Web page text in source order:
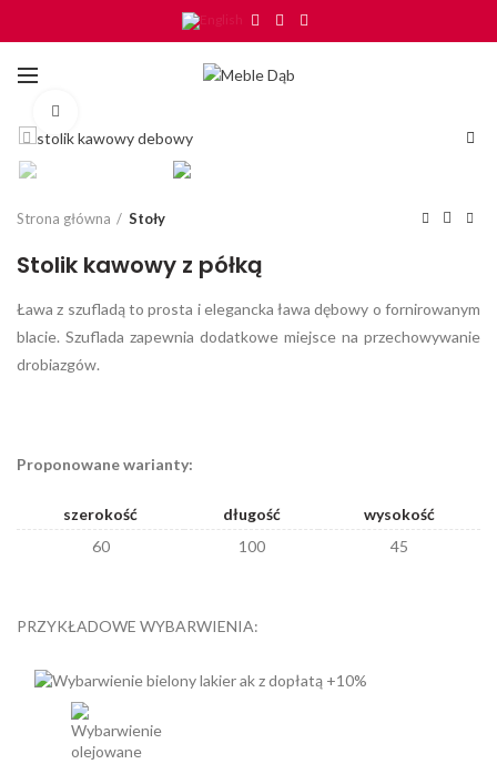
Strona główna Stoły
Stolik kawowy z półką
Ława z szufladą to prosta i elegancka ława dębowy o fornirowanym
blacie. Szuflada zapewnia dodatkowe miejsce na przechowywanie
drobiazgów.
Proponowane warianty:
szerokość długość
wysokość
60
100 45
PRZYKŁADOWE WYBARWIENIA: